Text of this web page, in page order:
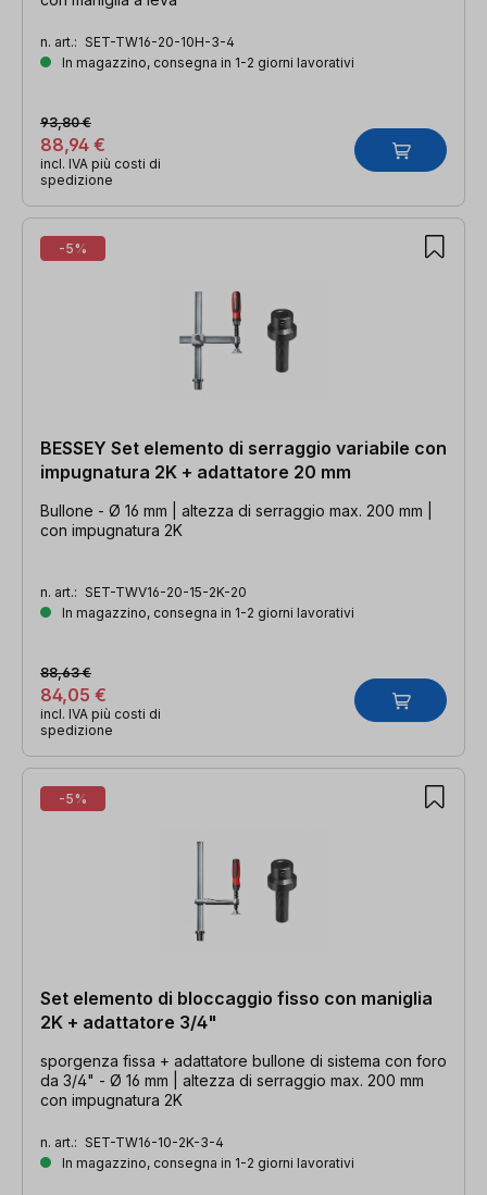
n. art.: SET-TW16-20-10H-3-4
In magazzino, consegna in 1-2 giorni lavorativi
88,94 €
93,80 €
incl. IVA più costi di
spedizione
-5%
BESSEY Set elemento di serraggio variabile con
impugnatura 2K + adattatore 20 mm
Bullone - Ø 16 mm | altezza di serraggio max. 200 mm |
con impugnatura 2K
n. art.: SET-TWV16-20-15-2K-20
In magazzino, consegna in 1-2 giorni lavorativi
84,05 €
88,63 €
incl. IVA più costi di
spedizione
-5%
Set elemento di bloccaggio fisso con maniglia
2K + adattatore 3/4"
sporgenza fissa + adattatore bullone di sistema con foro
da 3/4" - Ø 16 mm | altezza di serraggio max. 200 mm
con impugnatura 2K
n. art.: SET-TW16-10-2K-3-4
In magazzino, consegna in 1-2 giorni lavorativi